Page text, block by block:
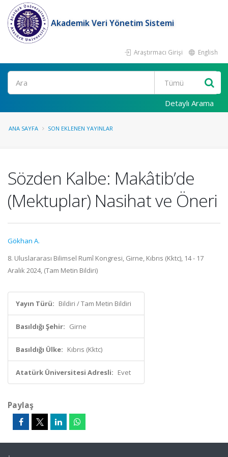
Akademik Veri Yönetim Sistemi
Araştırmacı Girişi English
Ara
Detaylı Arama
ANA SAYFA SON EKLENEN YAYINLAR
Sözden Kalbe: Makâtib’de
(Mektuplar) Nasihat ve Öneri
Gökhan A.
8. Uluslararası Bilimsel Rumî Kongresi, Girne, Kıbrıs (Kktc), 14 - 17
Aralık 2024, (Tam Metin Bildiri)
Yayın Türü: Bildiri / Tam Metin Bildiri
Basıldığı Şehir: Girne
Basıldığı Ülke: Kıbrıs (Kktc)
Atatürk Üniversitesi Adresli: Evet
Paylaş